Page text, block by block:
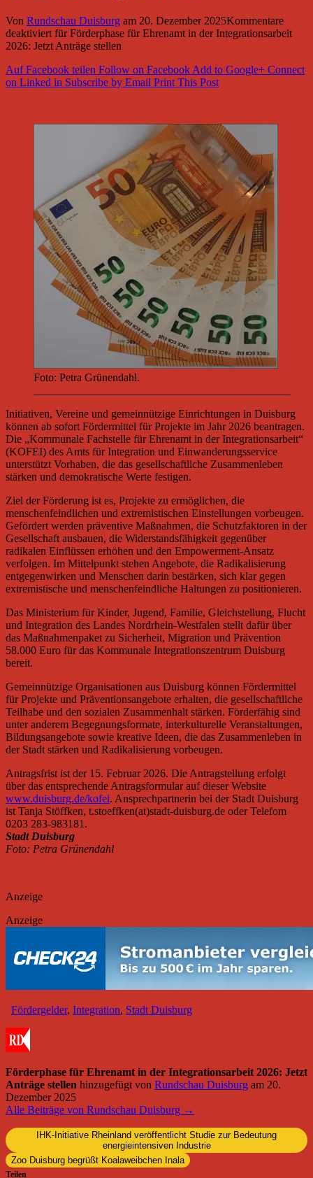
Von Rundschau Duisburg am 20. Dezember 2025Kommentare
deaktiviertfür Förderphase für Ehrenamt in der Integrationsarbeit
2026: Jetzt Anträge stellen
Auf Facebook teilen Follow on FacebookAdd to Google+ Connect
on Linked in Subscribe by Email Print This Post
Foto: Petra Grünendahl.
Initiativen, Vereine und gemeinnützige Einrichtungen in Duisburg
können ab sofort Fördermittel für Projekte im Jahr 2026 beantragen.
Die „Kommunale Fachstelle für Ehrenamt in der Integrationsarbeit“
(KOFEI) des Amts für Integration und Einwanderungsservice
unterstützt Vorhaben, die das gesellschaftliche Zusammenleben
stärken und demokratische Werte festigen.
Ziel der Förderung ist es, Projekte zu ermöglichen, die
menschenfeindlichen und extremistischen Einstellungen vorbeugen.
Gefördert werden präventive Maßnahmen, die Schutzfaktoren in der
Gesellschaft ausbauen, die Widerstandsfähigkeit gegenüber
radikalen Einflüssen erhöhen und den Empowerment-Ansatz
verfolgen. Im Mittelpunkt stehen Angebote, die Radikalisierung
entgegenwirken und Menschen darin bestärken, sich klar gegen
extremistische und menschenfeindliche Haltungen zu positionieren.
Das Ministerium für Kinder, Jugend, Familie, Gleichstellung, Flucht
und Integration des Landes Nordrhein-Westfalen stellt dafür über
das Maßnahmenpaket zu Sicherheit, Migration und Prävention
58.000 Euro für das Kommunale Integrationszentrum Duisburg
bereit.
Gemeinnützige Organisationen aus Duisburg können Fördermittel
für Projekte und Präventionsangebote erhalten, die gesellschaftliche
Teilhabe und den sozialen Zusammenhalt stärken. Förderfähig sind
unter anderem Begegnungsformate, interkulturelle Veranstaltungen,
Bildungsangebote sowie kreative Ideen, die das Zusammenleben in
der Stadt stärken und Radikalisierung vorbeugen.
Antragsfrist ist der 15. Februar 2026. Die Antragstellung erfolgt
über das entsprechende Antragsformular auf dieser Website
www.duisburg.de/kofei. Ansprechpartnerin bei der Stadt Duisburg
ist Tanja Stöffken, t.stoeffken(at)stadt-duisburg.de oder Telefom
0203 283-983181.
Stadt Duisburg
Foto: Petra Grünendahl
Anzeige
Anzeige
Fördergelder, Integration, Stadt Duisburg
Förderphase für Ehrenamt in der Integrationsarbeit 2026: Jetzt
Anträge stellen hinzugefügt von Rundschau Duisburg am 20.
Dezember 2025
Alle Beiträge von Rundschau Duisburg →
IHK-Initiative Rheinland veröffentlicht Studie zur Bedeutung
energieintensiven Industrie
Zoo Duisburg begrüßt Koalaweibchen Inala
Teilen